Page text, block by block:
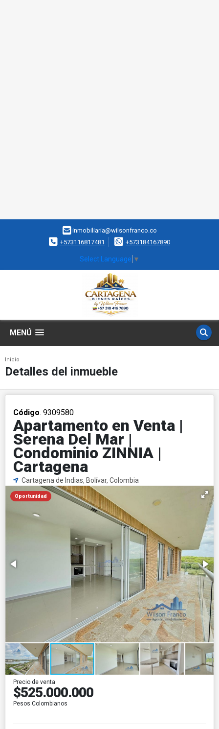
inmobiliaria@wilsonfranco.co
+573116817481
+573184167890
Select Language ▼
MENÚ
Inicio
Detalles del inmueble
Código. 9309580
Apartamento en Venta |
Serena Del Mar |
Condominio ZINNIA |
Cartagena
Cartagena de Indias, Bolívar, Colombia
Oportunidad
Precio de venta
$525.000.000
Pesos Colombianos